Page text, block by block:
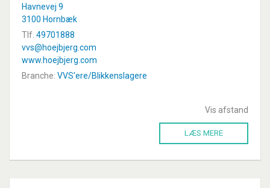
Havnevej 9
3100 Hornbæk
Tlf. 49701888
vvs@hoejbjerg.com
www.hoejbjerg.com
Branche: VVS'ere/Blikkenslagere
Vis afstand
LÆS MERE